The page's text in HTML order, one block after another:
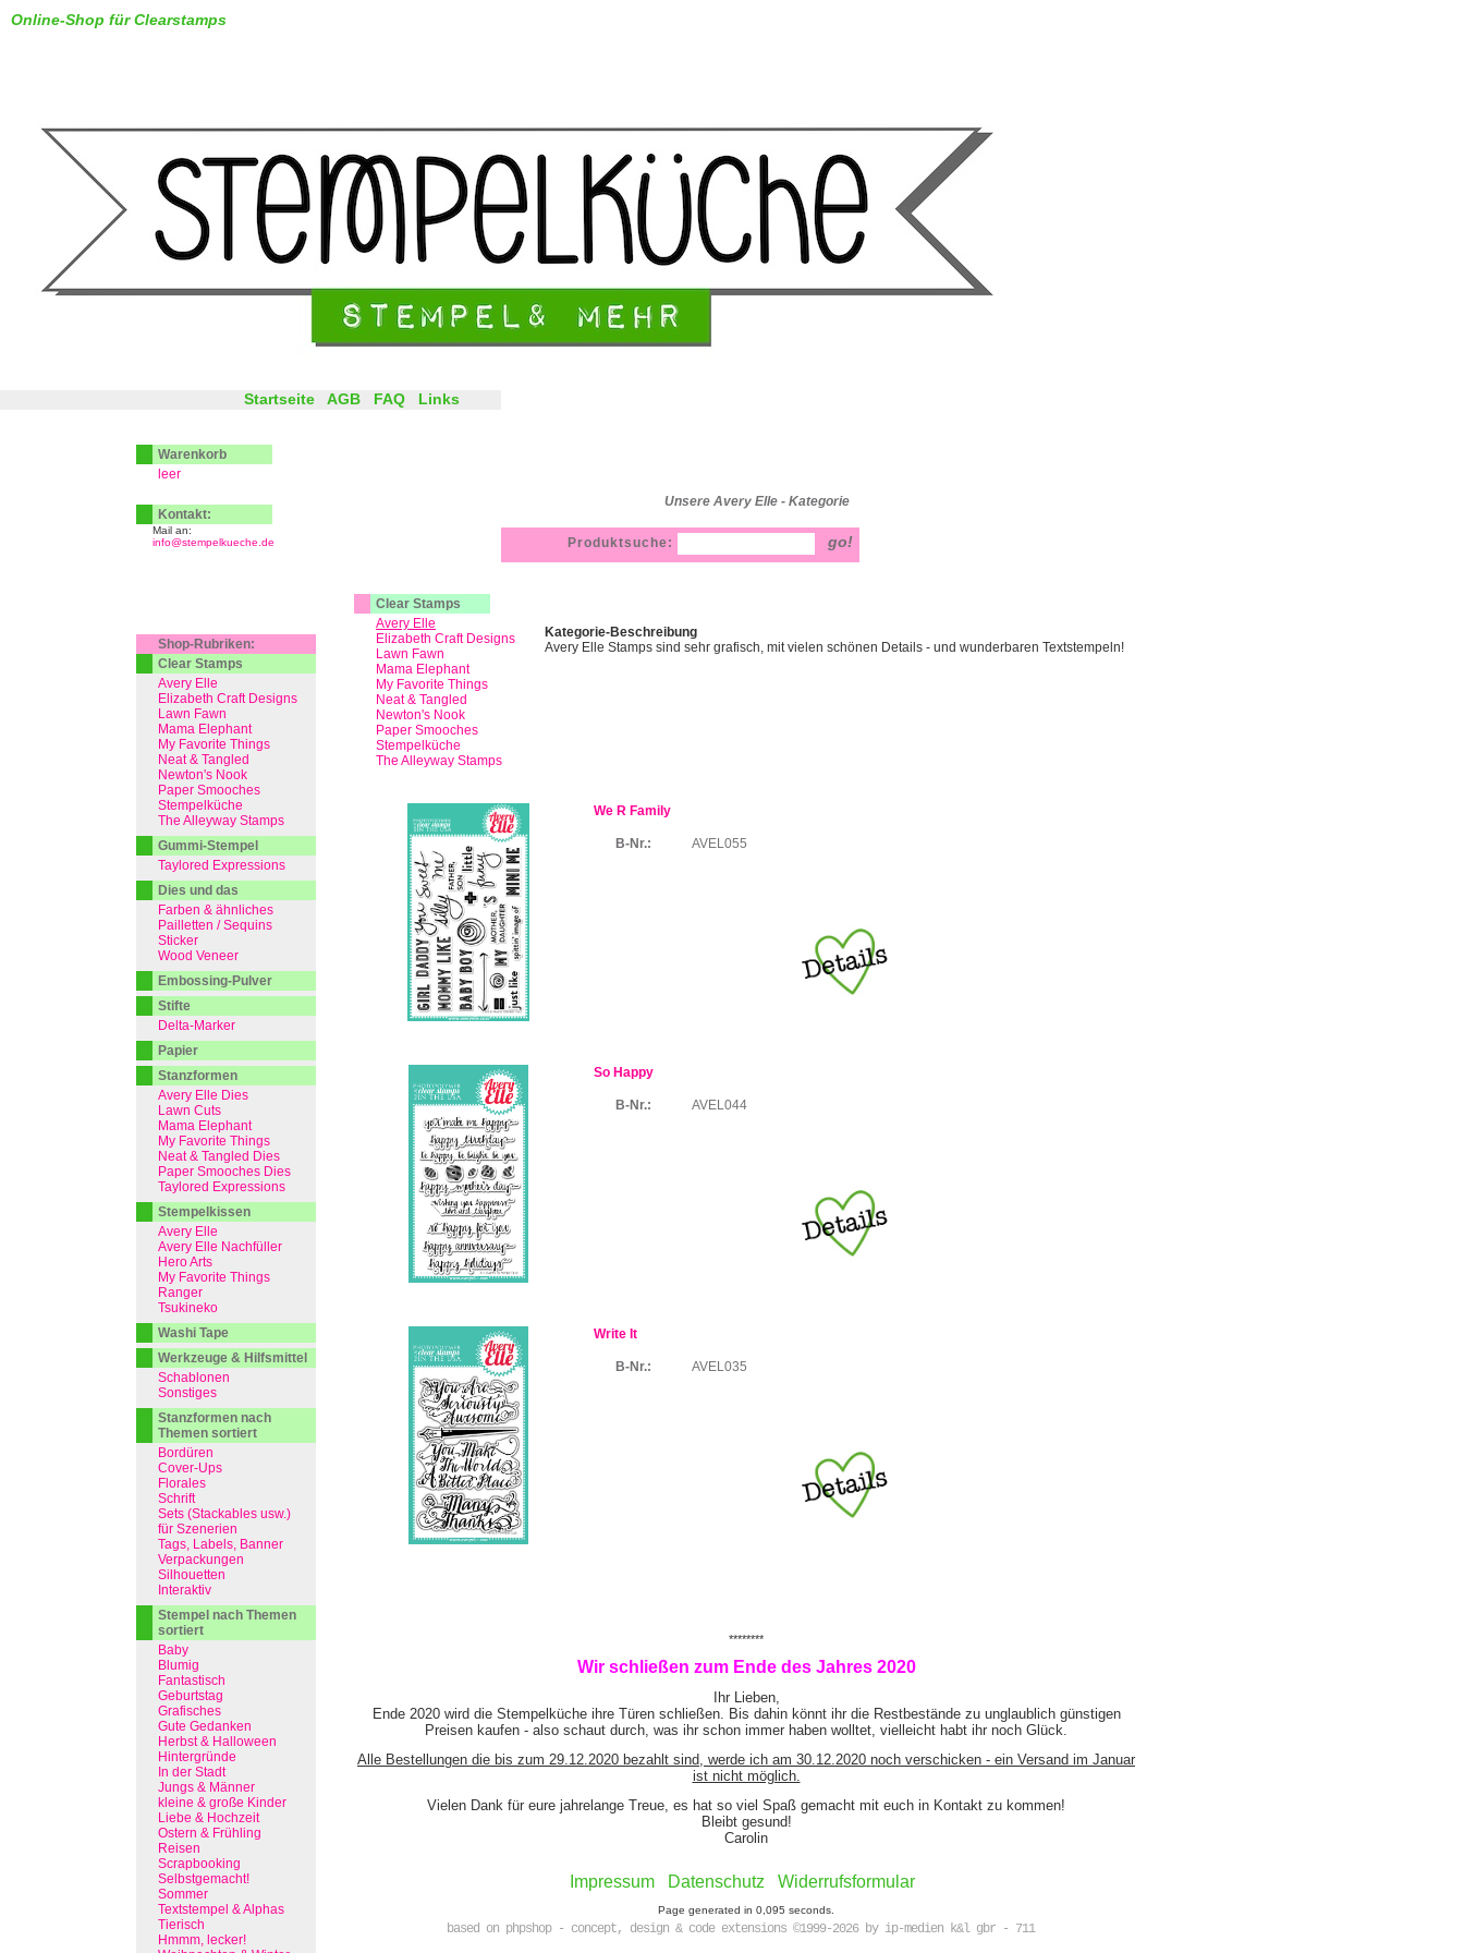
Unsere Avery Elle - Kategorie
Online-Shop für Clearstamps
Clear Stamps
Avery Elle
Elizabeth Craft Designs
Lawn Fawn
Mama Elephant
My Favorite Things
Neat & Tangled
Newton's Nook
Paper Smooches
Stempelküche
The Alleyway Stamps
Kategorie-Beschreibung
Avery Elle Stamps sind sehr grafisch, mit vielen schönen Details - und wunderbaren Textstempeln!
We R Family
B-Nr.: AVEL055
So Happy
B-Nr.: AVEL044
Write It
B-Nr.: AVEL035
********
Wir schließen zum Ende des Jahres 2020
Ihr Lieben,
Ende 2020 wird die Stempelküche ihre Türen schließen. Bis dahin könnt ihr die Restbestände zu unglaublich günstigen
Preisen kaufen - also schaut durch, was ihr schon immer haben wolltet, vielleicht habt ihr noch Glück.
Alle Bestellungen die bis zum 29.12.2020 bezahlt sind, werde ich am 30.12.2020 noch verschicken - ein Versand im Januar
ist nicht möglich.
Vielen Dank für eure jahrelange Treue, es hat so viel Spaß gemacht mit euch in Kontakt zu kommen!
Bleibt gesund!
Carolin
Impressum Datenschutz Widerrufsformular
Page generated in 0,095 seconds.
based on phpshop - concept, design & code extensions ©1999-2026 by ip-medien k&l gbr - 711
Startseite AGB FAQ Links
Produktsuche:
Warenkorb
leer
Kontakt:
Mail an:
info@stempelkueche.de
Shop-Rubriken:
Clear Stamps
Avery Elle
Elizabeth Craft Designs
Lawn Fawn
Mama Elephant
My Favorite Things
Neat & Tangled
Newton's Nook
Paper Smooches
Stempelküche
The Alleyway Stamps
Gummi-Stempel
Taylored Expressions
Dies und das
Farben & ähnliches
Pailletten / Sequins
Sticker
Wood Veneer
Embossing-Pulver
Stifte
Delta-Marker
Papier
Stanzformen
Avery Elle Dies
Lawn Cuts
Mama Elephant
My Favorite Things
Neat & Tangled Dies
Paper Smooches Dies
Taylored Expressions
Stempelkissen
Avery Elle
Avery Elle Nachfüller
Hero Arts
My Favorite Things
Ranger
Tsukineko
Washi Tape
Werkzeuge & Hilfsmittel
Schablonen
Sonstiges
Stanzformen nach
Themen sortiert
Bordüren
Cover-Ups
Florales
Schrift
Sets (Stackables usw.)
für Szenerien
Tags, Labels, Banner
Verpackungen
Silhouetten
Interaktiv
Stempel nach Themen
sortiert
Baby
Blumig
Fantastisch
Geburtstag
Grafisches
Gute Gedanken
Herbst & Halloween
Hintergründe
In der Stadt
Jungs & Männer
kleine & große Kinder
Liebe & Hochzeit
Ostern & Frühling
Reisen
Scrapbooking
Selbstgemacht!
Sommer
Textstempel & Alphas
Tierisch
Hmmm, lecker!